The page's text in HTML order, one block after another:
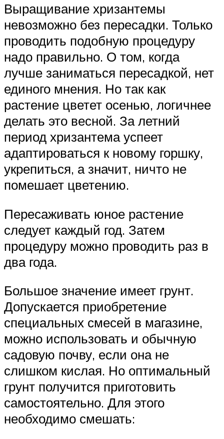
Выращивание хризантемы
невозможно без пересадки. Только
проводить подобную процедуру
надо правильно. О том, когда
лучше заниматься пересадкой, нет
единого мнения. Но так как
растение цветет осенью, логичнее
делать это весной. За летний
период хризантема успеет
адаптироваться к новому горшку,
укрепиться, а значит, ничто не
помешает цветению.
Пересаживать юное растение
следует каждый год. Затем
процедуру можно проводить раз в
два года.
Большое значение имеет грунт.
Допускается приобретение
специальных смесей в магазине,
можно использовать и обычную
садовую почву, если она не
слишком кислая. Но оптимальный
грунт получится приготовить
самостоятельно. Для этого
необходимо смешать: